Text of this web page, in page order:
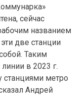
сейчас
названием
две станции
Таким
в 2023 г.
станциями метро
Андрей